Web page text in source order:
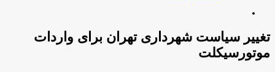
تغییر سیاست شهرداری تهران برای واردات
موتورسیکلت